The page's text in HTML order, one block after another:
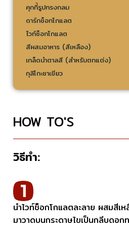
คุกกี้รูปทรงกลม
ดาร์กช็อกโกแลต
ไวท์ช็อกโกแลต
สีผสมอาหาร (สีเหลือง)
เกล็ดนำตาลสี (สำหรับตกแต่ง)
กุลิโกะชาเขียว
HOW TO'S
วิธีทำ:
นำไวท์ช็อกโกแลตละลาย ผสมสีเ
มาวาดบนกระดาษไขเป็นกลีบดอก